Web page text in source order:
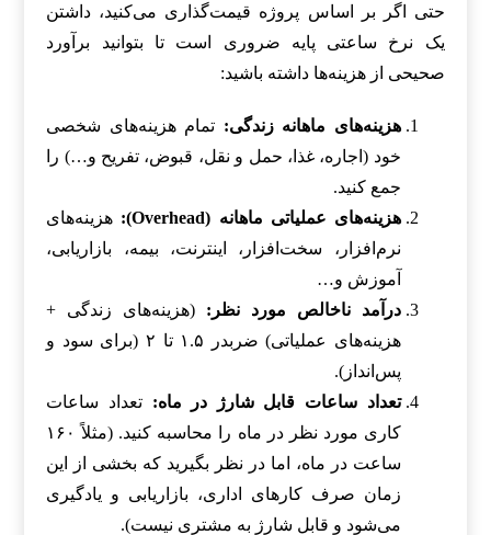
حتی اگر بر اساس پروژه قیمت‌گذاری می‌کنید، داشتن
یک نرخ ساعتی پایه ضروری است تا بتوانید برآورد
صحیحی از هزینه‌ها داشته باشید:
هزینه‌های ماهانه زندگی: تمام هزینه‌های شخصی
خود (اجاره، غذا، حمل و نقل، قبوض، تفریح و…) را
جمع کنید.
هزینه‌های عملیاتی ماهانه (Overhead):
هزینه‌های
نرم‌افزار، سخت‌افزار، اینترنت، بیمه، بازاریابی،
آموزش و…
درآمد ناخالص مورد نظر: (هزینه‌های زندگی +
هزینه‌های عملیاتی) ضربدر ۱.۵ تا ۲ (برای سود و
پس‌انداز).
تعداد ساعات قابل شارژ در ماه: تعداد ساعات
کاری مورد نظر در ماه را محاسبه کنید. (مثلاً ۱۶۰
ساعت در ماه، اما در نظر بگیرید که بخشی از این
زمان صرف کارهای اداری، بازاریابی و یادگیری
می‌شود و قابل شارژ به مشتری نیست).